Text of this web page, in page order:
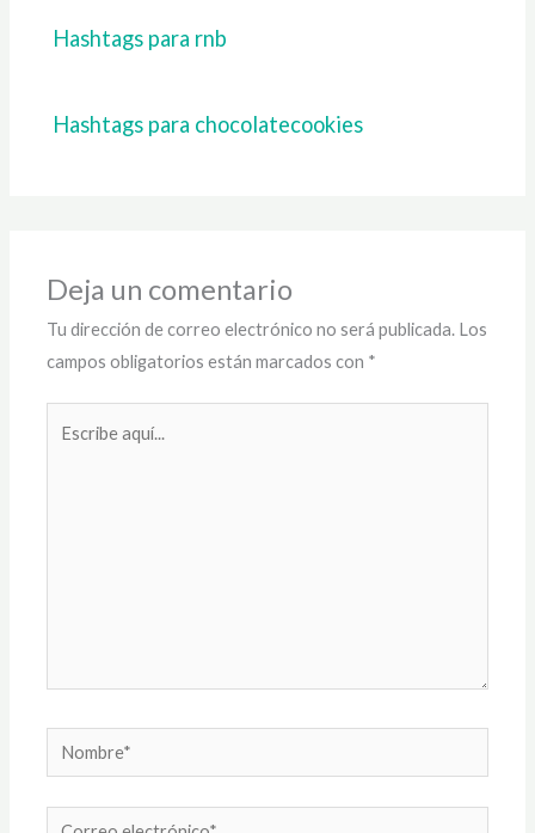
Hashtags para rnb
Hashtags para chocolatecookies
Deja un comentario
Tu dirección de correo electrónico no será publicada. Los
campos obligatorios están marcados con *
Nombre*
Correo